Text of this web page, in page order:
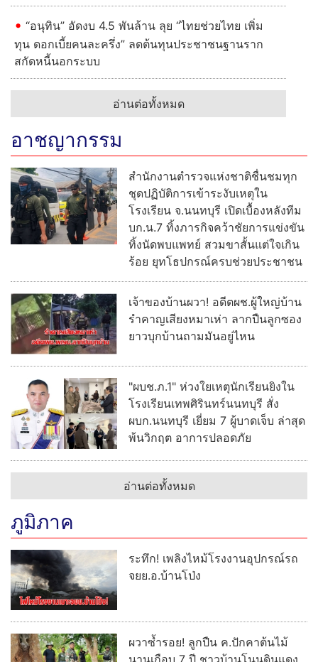
“อนุทิน” อัดงบ 4.5 พันล้าน ลุย “ไทยช่วยไทย เพิ่ม
ทุน ดอกเบี้ยคนละครึ่ง” ลดต้นทุนประชาชนฐานราก
สกัดหนี้นอกระบบ
อ่านต่อทั้งหมด
อาชญากรรม
สำนักงานตำรวจแห่งชาติชื่นชมทุก
ชุดปฏิบัติการเข้าระงับเหตุใน
โรงเรียน จ.นนทบุรี เปิดเบื้องหลังทีม
บก.น.7 ทิ้งภารกิจคว้าชัยการแข่งขัน
ทิ้งนัดพบแพทย์ สวมขาสั้นแต่ใจเกิน
ร้อย ยุทโธปกรณ์ครบช่วยประชาชน
เจ้าของบ้านผวา! อดีตผช.ผู้ใหญ่บ้าน
รำคาญเสียงหมาเห่า ลากปืนลูกซอง
ยาวบุกบ้านถามมันอยู่ไหน
"ผบช.ภ.1" ห่วงใยเหตุนักเรียนยิงใน
โรงเรียนเทพศิรินทร์นนทบุรี สั่ง
ผบก.นนทบุรี เยี่ยม 7 ผู้บาดเจ็บ ล่าสุด
พ้นวิกฤต อาการปลอดภัย
อ่านต่อทั้งหมด
ภูมิภาค
ระทึก! เพลิงไหม้โรงงานอุปกรณ์รถ
จยย.อ.บ้านโป่ง
ผวาซ้ำรอย! ลูกปืน ค.ปักคาต้นไม้